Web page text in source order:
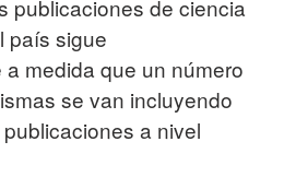
publicaciones de ciencia
país sigue
medida que un número
se van incluyendo
a nivel